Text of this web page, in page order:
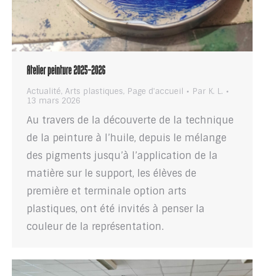
Atelier peinture 2025-2026
Actualité, Arts plastiques, Page d'accueil Par K. L.
13 mars 2026
Au travers de la découverte de la technique
de la peinture à l’huile, depuis le mélange
des pigments jusqu’à l’application de la
matière sur le support, les élèves de
première et terminale option arts
plastiques, ont été invités à penser la
couleur de la représentation.